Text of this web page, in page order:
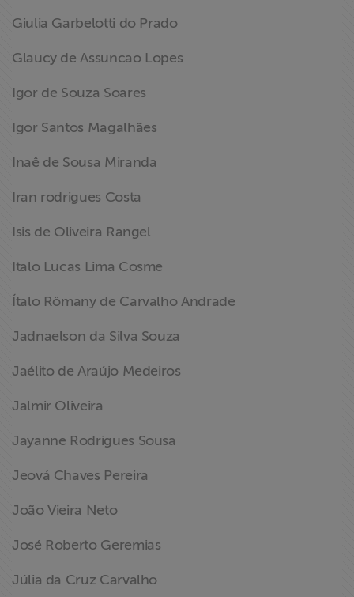
Giulia Garbelotti do Prado
Glaucy de Assuncao Lopes
Igor de Souza Soares
Igor Santos Magalhães
Inaê de Sousa Miranda
Iran rodrigues Costa
Isis de Oliveira Rangel
Italo Lucas Lima Cosme
Ítalo Rômany de Carvalho Andrade
Jadnaelson da Silva Souza
Jaélito de Araújo Medeiros
Jalmir Oliveira
Jayanne Rodrigues Sousa
Jeová Chaves Pereira
João Vieira Neto
José Roberto Geremias
Júlia da Cruz Carvalho